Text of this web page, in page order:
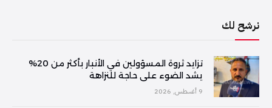
نرشح لك
تزايد ثروة المسؤولين في الأنبار بأكثر من 20%
يشد الضوء على حاجة للنزاهة
9 أغسطس, 2026